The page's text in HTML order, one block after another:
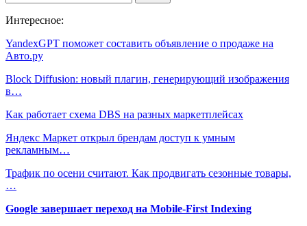
Интересное:
YandexGPT поможет составить объявление о продаже на
Авто.ру
Block Diffusion: новый плагин, генерирующий изображения
в…
Как работает схема DBS на разных маркетплейсах
Яндекс Маркет открыл брендам доступ к умным
рекламным…
Трафик по осени считают. Как продвигать сезонные товары,
…
Google завершает переход на Mobile-First Indexing